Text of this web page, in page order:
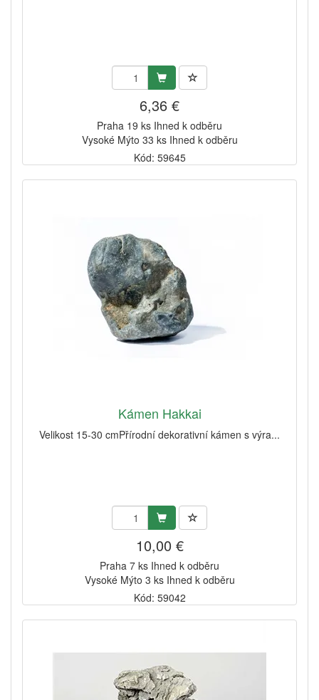
6,36 €
Praha 19 ks Ihned k odběru
Vysoké Mýto 33 ks Ihned k odběru
Kód: 59645
Kámen Hakkai
Velikost 15-30 cmPřírodní dekorativní kámen s výra...
10,00 €
Praha 7 ks Ihned k odběru
Vysoké Mýto 3 ks Ihned k odběru
Kód: 59042